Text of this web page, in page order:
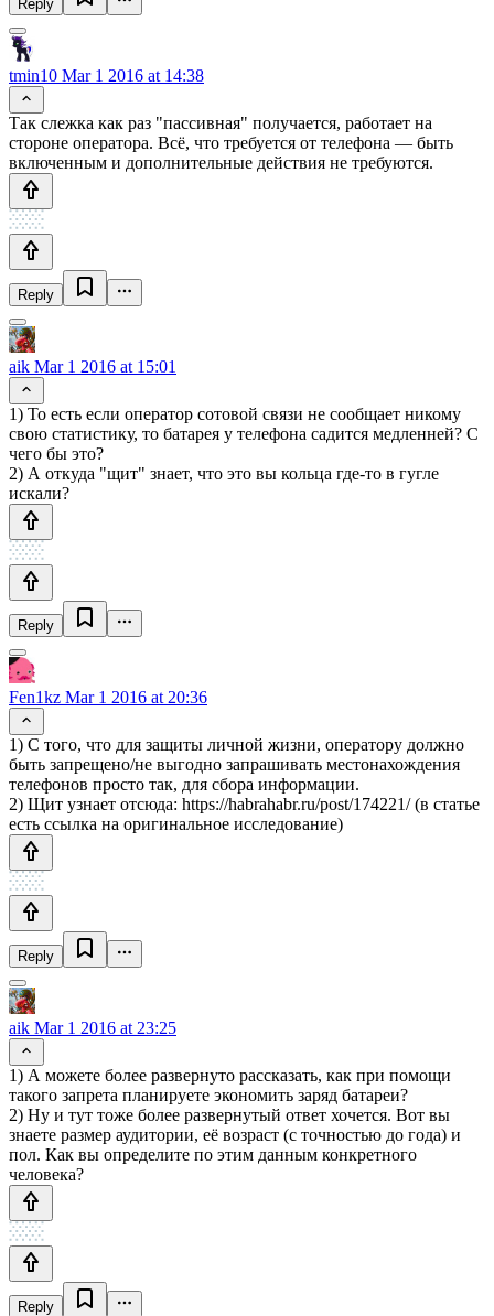
Reply
tmin10 Mar 1 2016 at 14:38
Так слежка как раз "пассивная" получается, работает на
стороне оператора. Всё, что требуется от телефона — быть
включенным и дополнительные действия не требуются.
Reply
aik Mar 1 2016 at 15:01
1) То есть если оператор сотовой связи не сообщает никому
свою статистику, то батарея у телефона садится медленней? С
чего бы это?
2) А откуда "щит" знает, что это вы кольца где-то в гугле
искали?
Reply
Fen1kz Mar 1 2016 at 20:36
1) С того, что для защиты личной жизни, оператору должно
быть запрещено/не выгодно запрашивать местонахождения
телефонов просто так, для сбора информации.
2) Щит узнает отсюда: https://habrahabr.ru/post/174221/ (в статье
есть ссылка на оригинальное исследование)
Reply
aik Mar 1 2016 at 23:25
1) А можете более развернуто рассказать, как при помощи
такого запрета планируете экономить заряд батареи?
2) Ну и тут тоже более развернутый ответ хочется. Вот вы
знаете размер аудитории, её возраст (с точностью до года) и
пол. Как вы определите по этим данным конкретного
человека?
Reply